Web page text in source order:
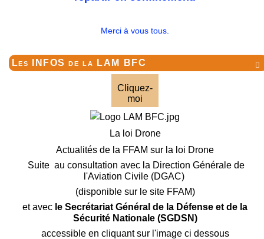
Merci à vous tous.

Les INFOS de la LAM BFC
Cliquez-
moi
La loi Drone
Actualités de la FFAM sur la loi Drone
Suite au consultation avec la Direction Générale de
l'Aviation Civile (DGAC)
(disponible sur le site FFAM)
et avec le Secrétariat Général de la Défense et de la
Sécurité Nationale (SGDSN)
accessible en cliquant sur l'image ci dessous